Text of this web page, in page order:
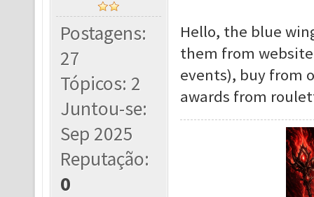
Postagens:
27
Tópicos: 2
Juntou-se:
Sep 2025
Reputação:
0
Hello, the blue
them from
events), buy from
awards from